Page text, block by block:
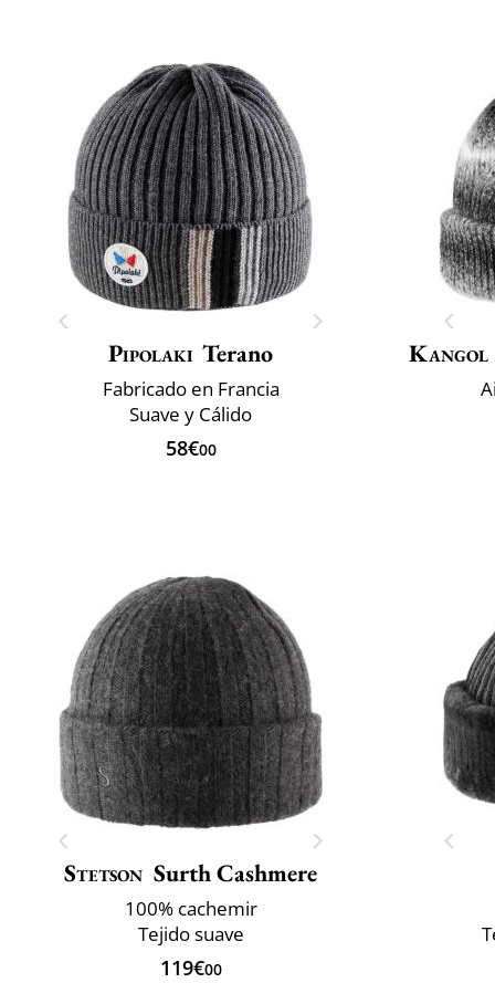
Pipolaki Terano
Fabricado en Francia
Suave y Cálido
58€00
Kangol
Stetson Surth Cashmere
100% cachemir
Tejido suave
119€00